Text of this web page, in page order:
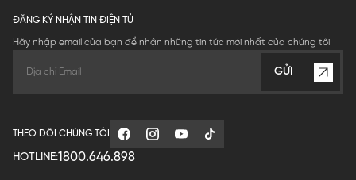
ĐĂNG KÝ NHẬN TIN ĐIỆN TỬ
Hãy nhập email của bạn để nhận những tin tức mới nhất của chúng tôi
GỬI
THEO DÕI CHÚNG TÔI
HOTLINE:1800.646.898